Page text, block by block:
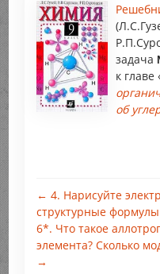
задача
к главе
об
← 4. Нарисуйте
структурные
6*. Что такое
элемента? Сколько
→